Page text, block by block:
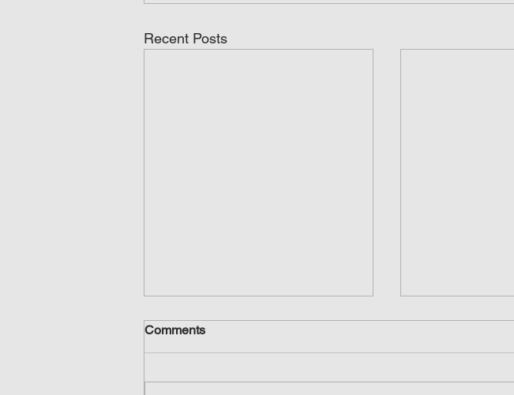
Recent Posts
美聯儲又開始 隱形量化寬鬆？
最近有不少人問我，話不少報道指
Comments